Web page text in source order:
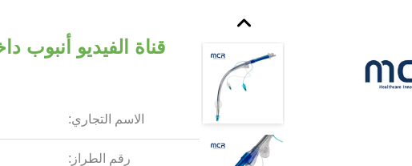
قناة الفيديو أنبوب
الاسم التجاري:
رقم الطراز: